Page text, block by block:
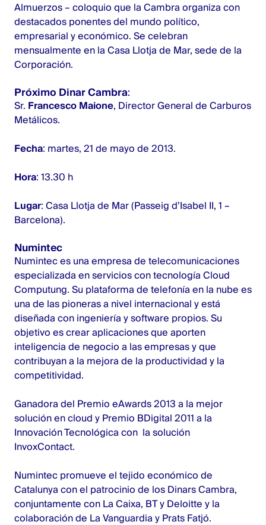
Almuerzos – coloquio que la Cambra organiza con
destacados ponentes del mundo político,
empresarial y económico. Se celebran
mensualmente en la Casa Llotja de Mar, sede de la
Corporación.
Próximo Dinar Cambra:
Sr. Francesco Maione, Director General de Carburos
Metálicos.
Fecha: martes, 21 de mayo de 2013.
Hora: 13.30 h
Lugar: Casa Llotja de Mar (Passeig d’Isabel II, 1 –
Barcelona).
Numintec
Numintec es una empresa de telecomunicaciones
especializada en servicios con tecnología Cloud
Computung. Su plataforma de telefonía en la nube es
una de las pioneras a nivel internacional y está
diseñada con ingeniería y software propios. Su
objetivo es crear aplicaciones que aporten
inteligencia de negocio a las empresas y que
contribuyan a la mejora de la productividad y la
competitividad.
Ganadora del Premio eAwards 2013 a la mejor
solución en cloud y Premio BDigital 2011 a la
Innovación Tecnológica con la solución
InvoxContact.
Numintec promueve el tejido económico de
Catalunya con el patrocinio de los Dinars Cambra,
conjuntamente con La Caixa, BT y Deloitte y la
colaboración de La Vanguardia y Prats Fatjó.